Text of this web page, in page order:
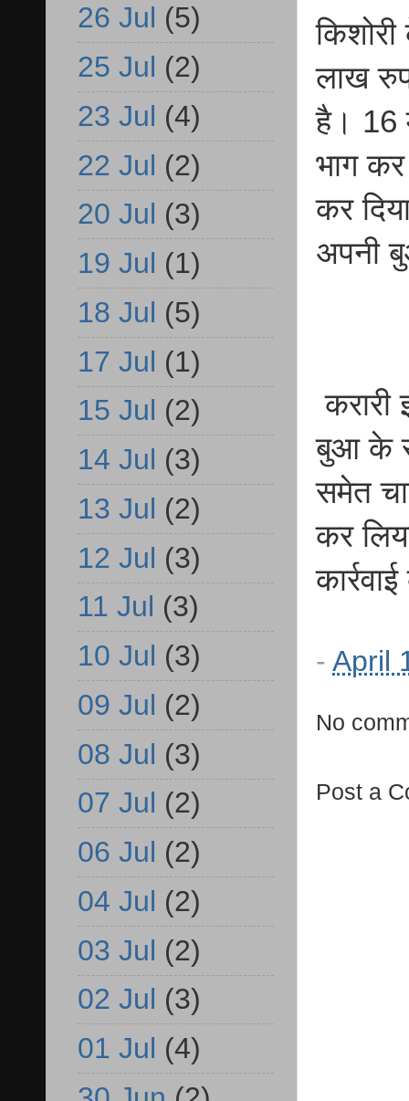
लाख
है। 16
भाग
कर
अपनी
करारी
बुआ के
समेत
कर
- April
No
Post a
26 Jul (5)
25 Jul (2)
23 Jul (4)
22 Jul (2)
20 Jul (3)
19 Jul (1)
18 Jul (5)
17 Jul (1)
15 Jul (2)
14 Jul (3)
13 Jul (2)
12 Jul (3)
11 Jul (3)
10 Jul (3)
09 Jul (2)
08 Jul (3)
07 Jul (2)
06 Jul (2)
04 Jul (2)
03 Jul (2)
02 Jul (3)
01 Jul (4)